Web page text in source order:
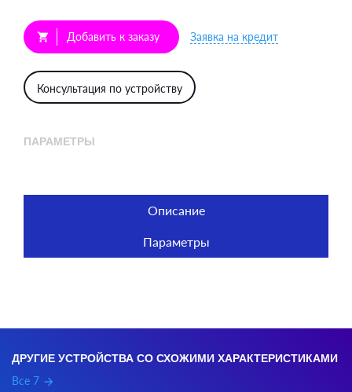
Описание
Параметры
shopping_cart Добавить к заказу Заявка на кредит
Консультация по устройству
ПАРАМЕТРЫ
ДРУГИЕ УСТРОЙСТВА СО СХОЖИМИ ХАРАКТЕРИСТИКАМИ
Все 7 arrow_forward